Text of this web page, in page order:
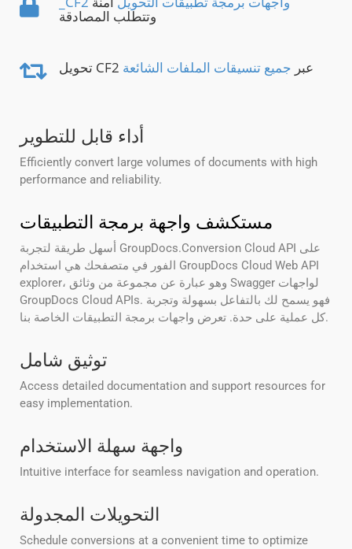
وتتطلب المصادقة
تحويل CF2 عبر جميع تنسيقات الملفات الشائعة
أداء قابل للتطوير
Efficiently convert large volumes of documents with high
performance and reliability.
مستكشف واجهة برمجة التطبيقات
أسهل طريقة لتجربة GroupDocs.Conversion Cloud API على
الفور في متصفحك هي استخدام GroupDocs Cloud Web API
explorer، وهو عبارة عن مجموعة من وثائق Swagger لواجهات
GroupDocs Cloud APIs. فهو يسمح لك بالتفاعل بسهولة وتجربة
كل عملية على حدة. تعرض واجهات برمجة التطبيقات الخاصة بنا.
توثيق شامل
Access detailed documentation and support resources for
easy implementation.
واجهة سهلة الاستخدام
Intuitive interface for seamless navigation and operation.
التحويلات المجدولة
Schedule conversions at a convenient time to optimize